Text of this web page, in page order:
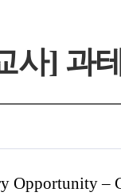
사] 과
Opportunity –